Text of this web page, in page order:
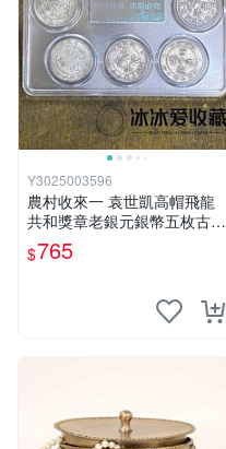
Y3025003596
農村收來一 袁世凱高帽飛龍
共和獎章老銀元銀幣五枚古董
收藏品 MZ21
$765